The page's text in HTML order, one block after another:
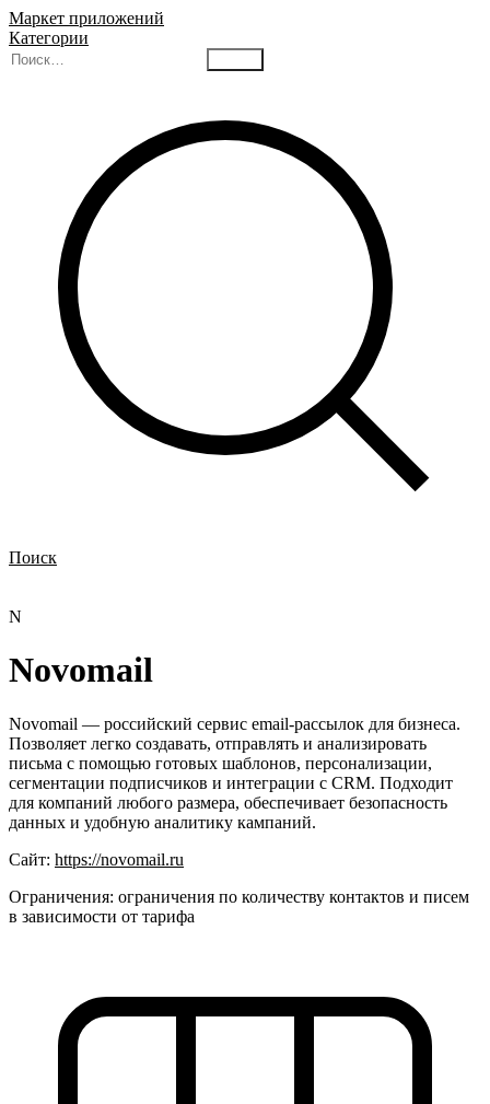
Маркет приложений
Категории
Поиск
N
Novomail
Novomail — российский сервис email-рассылок для бизнеса.
Позволяет легко создавать, отправлять и анализировать
письма с помощью готовых шаблонов, персонализации,
сегментации подписчиков и интеграции с CRM. Подходит
для компаний любого размера, обеспечивает безопасность
данных и удобную аналитику кампаний.
Сайт: https://novomail.ru
Ограничения: ограничения по количеству контактов и писем
в зависимости от тарифа